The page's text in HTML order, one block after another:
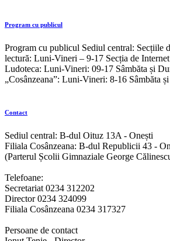
Program cu publicul
Program cu publicul Sediul central: Secțiile
lectură: Luni-Vineri – 9-17 Secția de
Ludoteca: Luni-Vineri: 09-17 Sâmbăta și
„Cosânzeana”: Luni-Vineri: 8-16 Sâmbăta
Contact
Sediul central: B-dul Oituz 13A - Onești
Filiala Cosânzeana: B-dul Republicii 43 -
(Parterul Școlii Gimnaziale George
Telefoane:
Secretariat 0234 312202
Director 0234 324099
Filiala Cosânzeana 0234 317327
Persoane de contact